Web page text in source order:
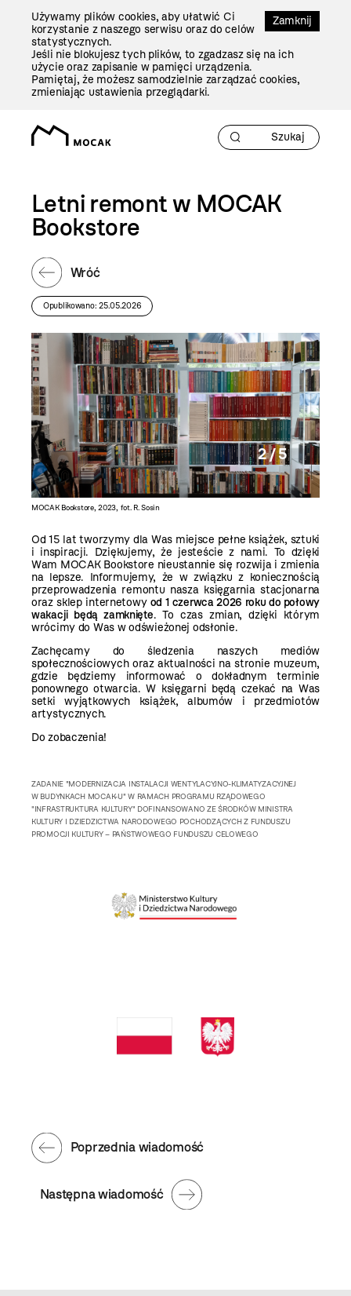
Zamknij
Używamy plików cookies, aby ułatwić Ci
korzystanie z naszego serwisu oraz do celów
statystycznych.
Jeśli nie blokujesz tych plików, to zgadzasz się na ich
użycie oraz zapisanie w pamięci urządzenia.
Pamiętaj, że możesz samodzielnie zarządzać cookies,
zmieniając ustawienia przeglądarki.
Letni remont w MOCAK
Bookstore
Wróć
Opublikowano: 25.05.2026
MOCAK Bookstore, 2023, fot. R. Sosin
2 / 5
Od 15 lat tworzymy dla Was miejsce pełne książek, sztuki
i inspiracji. Dziękujemy, że jesteście z nami. To dzięki
Wam MOCAK Bookstore nieustannie się rozwija i zmienia
na lepsze. Informujemy, że w związku z koniecznością
przeprowadzenia remontu nasza księgarnia stacjonarna
oraz sklep internetowy od 1 czerwca 2026 roku do połowy
wakacji będą zamknięte. To czas zmian, dzięki którym
wrócimy do Was w odświeżonej odsłonie.
Zachęcamy do śledzenia naszych mediów
społecznościowych oraz aktualności na stronie muzeum,
gdzie będziemy informować o dokładnym terminie
ponownego otwarcia. W księgarni będą czekać na Was
setki wyjątkowych książek, albumów i przedmiotów
artystycznych.
Do zobaczenia!
ZADANIE "MODERNIZACJA INSTALACJI WENTYLACYJNO-KLIMATYZACYJNEJ
W BUDYNKACH MOCAK-U" W RAMACH PROGRAMU RZĄDOWEGO
"INFRASTRUKTURA KULTURY" DOFINANSOWANO ZE ŚRODKÓW MINISTRA
KULTURY I DZIEDZICTWA NARODOWEGO POCHODZĄCYCH Z FUNDUSZU
PROMOCJI KULTURY – PAŃSTWOWEGO FUNDUSZU CELOWEGO
Następna wiadomość
Poprzednia wiadomość